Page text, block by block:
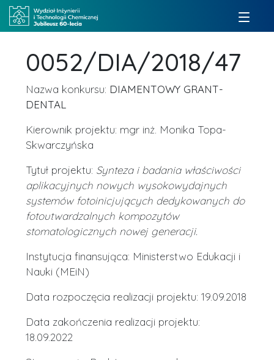
0052/DIA/2018/47
Nazwa konkursu: DIAMENTOWY GRANT-
DENTAL
Kierownik projektu: mgr inż. Monika Topa-
Skwarczyńska
Tytuł projektu: Synteza i badania właściwości
aplikacyjnych nowych wysokowydajnych
systemów fotoinicjujących dedykowanych do
fotoutwardzalnych kompozytów
stomatologicznych nowej generacji.
Instytucja finansująca: Ministerstwo Edukacji i
Nauki (MEiN)
Data rozpoczęcia realizacji projektu: 19.09.2018
Data zakończenia realizacji projektu:
18.09.2022